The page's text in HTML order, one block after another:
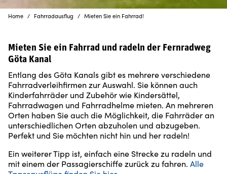
Home Fahrradausflug Mieten Sie ein Fahrrad!
Mieten Sie ein Fahrrad und radeln der Fernradweg
Göta Kanal
Entlang des Göta Kanals gibt es mehrere verschiedene
Fahrradverleihfirmen zur Auswahl. Sie können auch
Kinderfahrräder und Zubehör wie Kindersättel,
Fahrradwagen und Fahrradhelme mieten. An mehreren
Orten haben Sie auch die Möglichkeit, die Fahrräder an
unterschiedlichen Orten abzuholen und abzugeben.
Perfekt und Sie möchten nicht hin und her radeln!
Ein weiterer Tipp ist, einfach eine Strecke zu radeln und
mit einem der Passagierschiffe zurück zu fahren. Alle